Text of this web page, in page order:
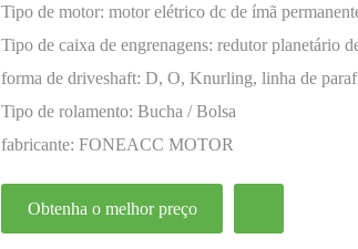
Tipo de motor: motor elétrico dc de ímã
miniatura
Tipo de caixa de engrenagens: redutor planetário
forma de driveshaft: D, O, Knurling, linha de
Tipo de rolamento: Bucha / Bolsa
fabricante: FONEACC MOTOR
Obtenha o melhor preço